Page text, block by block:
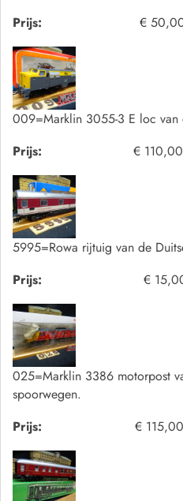
Prijs:
€
009=Marklin 3055-3 E loc van
Prijs:
€ 110,00
5995=Rowa rijtuig van de
Prijs:
€
025=Marklin 3386 motorpost
spoorwegen.
Prijs:
€ 115,00